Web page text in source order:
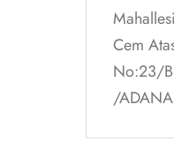
Cem
No:23/
/ADANA